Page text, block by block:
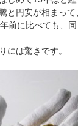
と円安が相まって
前に比べても、
には驚きです。